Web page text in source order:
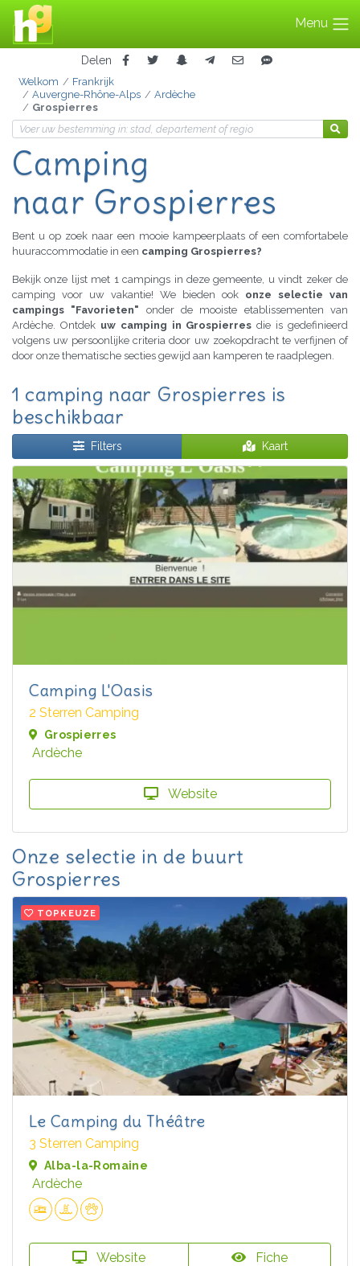
Menu
Delen
Welkom
Frankrijk
Auvergne-Rhône-Alps
Ardèche
Grospierres
Camping
naar Grospierres
Bent u op zoek naar een mooie kampeerplaats of een comfortabele
huuraccommodatie in een camping Grospierres?
Bekijk onze lijst met 1 campings in deze gemeente, u vindt zeker de
camping voor uw vakantie! We bieden ook onze selectie van
campings "Favorieten" onder de mooiste etablissementen van
Ardèche. Ontdek uw camping in Grospierres die is gedefinieerd
volgens uw persoonlijke criteria door uw zoekopdracht te verfijnen of
door onze thematische secties gewijd aan kamperen te raadplegen.
1 camping naar Grospierres is
beschikbaar
Filters Kaart
Camping L'Oasis
2 Sterren Camping
Grospierres
Ardèche
Website
Onze selectie in de buurt
Grospierres
TOPKEUZE
Le Camping du Théâtre
3 Sterren Camping
Alba-la-Romaine
Ardèche
Website Fiche